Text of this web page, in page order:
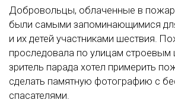
Добровольцы, облаченные в
были самыми запоминающимися
и их детей участниками шествия.
проследовала по улицам
зритель парада хотел примерить
сделать памятную фотографию с
спасателями.